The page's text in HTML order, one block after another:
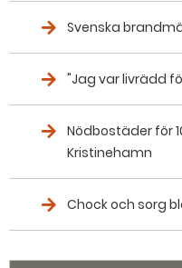
Svenska
"Jag var livrädd
Nödbostäder för
Kristinehamn
Chock och sorg